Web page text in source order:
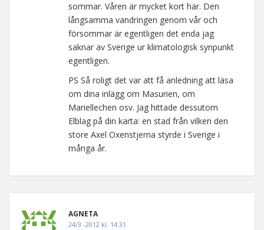
sommar. Våren är mycket kort här. Den
långsamma vandringen genom vår och
försommar är egentligen det enda jag
saknar av Sverige ur klimatologisk synpunkt
egentligen.
PS Så roligt det var att få anledning att läsa
om dina inlägg om Masurien, om
Mariellechen osv. Jag hittade dessutom
Elblag på din karta: en stad från vilken den
store Axel Oxenstjerna styrde i Sverige i
många år.
AGNETA
24/3 -2012 kl. 14:31